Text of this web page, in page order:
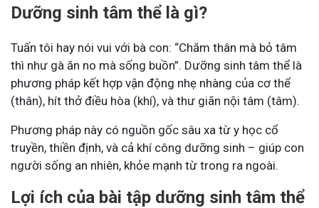
Dưỡng sinh tâm thể là gì?
Tuấn tôi hay nói vui với bà con: “Chăm thân mà bỏ tâm
thì như gà ăn no mà sống buồn”. Dưỡng sinh tâm thể là
phương pháp kết hợp vận động nhẹ nhàng của cơ thể
(thân), hít thở điều hòa (khí), và thư giãn nội tâm (tâm).
Phương pháp này có nguồn gốc sâu xa từ y học cổ
truyền, thiền định, và cả khí công dưỡng sinh – giúp con
người sống an nhiên, khỏe mạnh từ trong ra ngoài.
Lợi ích của bài tập dưỡng sinh tâm thể